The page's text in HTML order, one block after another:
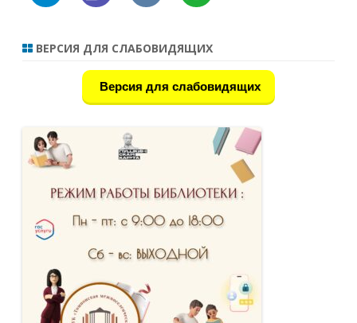
ВЕРСИЯ ДЛЯ СЛАБОВИДЯЩИХ
Версия для слабовидящих